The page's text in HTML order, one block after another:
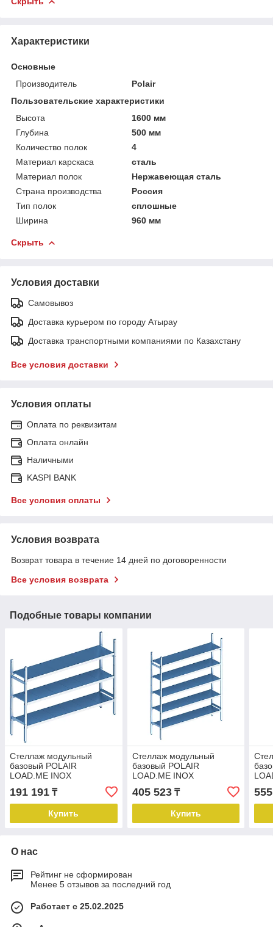
Характеристики
Основные
Производитель
Polair
Пользовательские характеристики
Высота
1600 мм
Глубина
500 мм
Количество полок
4
Материал карскаса
сталь
Материал полок
Нержавеющая сталь
Страна производства
Россия
Тип полок
сплошные
Ширина
960 мм
Скрыть
Условия доставки
Самовывоз
Доставка курьером по городу Атырау
Доставка транспортными компаниями по Казахстану
Все условия доставки
Условия оплаты
Оплата по реквизитам
Оплата онлайн
Наличными
KASPI BANK
Все условия оплаты
Условия возврата
Возврат товара в течение 14 дней по договоренности
Все условия возврата
Подобные товары компании
Стеллаж модульный
базовый POLAIR
LOAD.ME INOX
16AL.3IN30.09B
191 191 ₸
Купить
Стеллаж модульный
базовый POLAIR
LOAD.ME INOX
16AL.5IN50.09B
405 523₸
Купить
О нас
Рейтинг не сформирован
Менее 5 отзывов за последний год
Работает с 25.02.2025